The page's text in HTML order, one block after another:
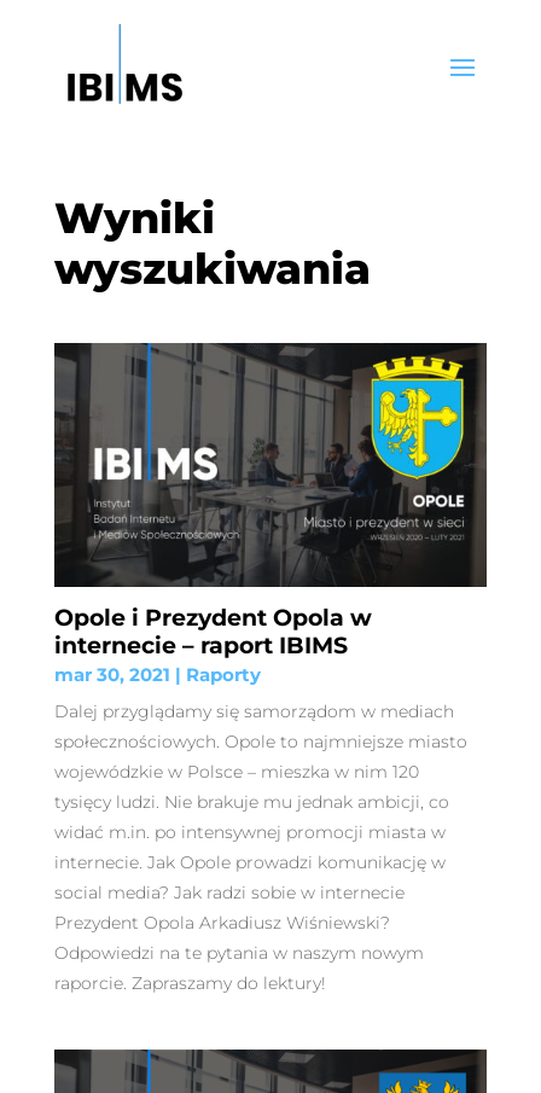
Wyniki
wyszukiwania
Opole i Prezydent Opola w
internecie – raport IBIMS
mar 30, 2021 | Raporty
Dalej przyglądamy się samorządom w mediach
społecznościowych. Opole to najmniejsze miasto
wojewódzkie w Polsce – mieszka w nim 120
tysięcy ludzi. Nie brakuje mu jednak ambicji, co
widać m.in. po intensywnej promocji miasta w
internecie. Jak Opole prowadzi komunikację w
social media? Jak radzi sobie w internecie
Prezydent Opola Arkadiusz Wiśniewski?
Odpowiedzi na te pytania w naszym nowym
raporcie. Zapraszamy do lektury!